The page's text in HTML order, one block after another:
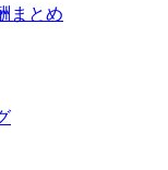
まとめ